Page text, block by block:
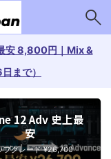
安 8,800円｜Mix &
まで）
12 Adv 史上最
安
プグレード ¥26,700